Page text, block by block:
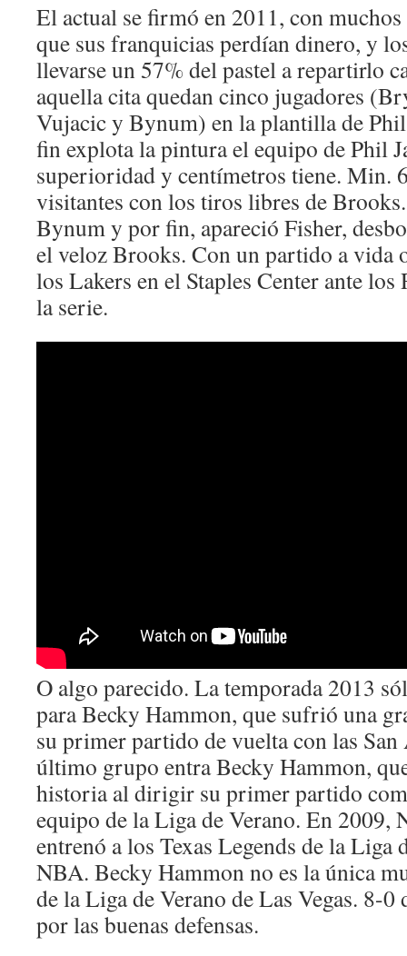
El actual se firmó en 2011, con
que sus franquicias perdían dinero, y
llevarse un 57% del pastel a repartirlo
aquella cita quedan cinco jugadores
Vujacic y Bynum) en la plantilla de
fin explota la pintura el equipo de Phil
superioridad y centímetros tiene. Min.
visitantes con los tiros libres de
Bynum y por fin, apareció Fisher,
el veloz Brooks. Con un partido a vida
los Lakers en el Staples Center ante los
la serie.
O algo parecido. La temporada 2013
para Becky Hammon, que sufrió una
su primer partido de vuelta con las
último grupo entra Becky Hammon,
historia al dirigir su primer partido
equipo de la Liga de Verano. En 2009,
entrenó a los Texas Legends de la Liga
NBA. Becky Hammon no es la única
de la Liga de Verano de Las Vegas. 8-
por las buenas defensas.